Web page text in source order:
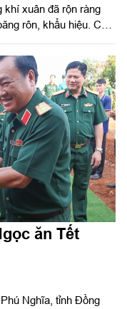
khí xuân đã rộn ràng
rôn, khẩu hiệu. Cán
cảnh quan môi
áp, thắm tình đồng
trại không chỉ là sắc
nổi, quyết tâm sẵn
tươi, lành mạnh.
ăn Tết
Nghĩa, tỉnh Đồng